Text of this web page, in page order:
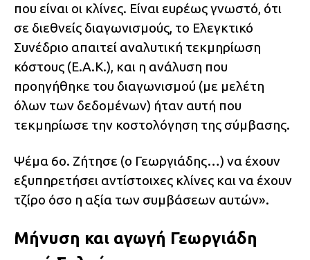
που είναι οι κλίνες. Είναι ευρέως γνωστό, ότι
σε διεθνείς διαγωνισμούς, το Ελεγκτικό
Συνέδριο απαιτεί αναλυτική τεκμηρίωση
κόστους (Ε.Α.Κ.), και η ανάλυση που
προηγήθηκε του διαγωνισμού (με μελέτη
όλων των δεδομένων) ήταν αυτή που
τεκμηρίωσε την κοστολόγηση της σύμβασης.
Ψέμα 6ο. Ζήτησε (ο Γεωργιάδης…) να έχουν
εξυπηρετήσει αντίστοιχες κλίνες και να έχουν
τζίρο όσο η αξία των συμβάσεων αυτών».
Μήνυση και αγωγή Γεωργιάδη